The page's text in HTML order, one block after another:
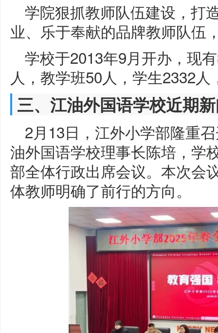
学院狠抓教师队伍建设，打
业、乐于奉献的品牌教师队伍
学校于2013年9月开办，现
人，教学班50人，学生2332
三、江油外国语学校近期
2月13日，江外小学部隆重
油外国语学校理事长陈培，学
部全体行政出席会议。本次会
体教师明确了前行的方向。